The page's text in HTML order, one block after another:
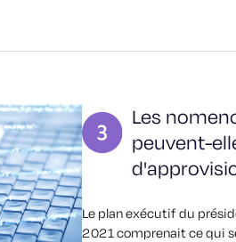
Les
peuvent-
Le plan exécutif du
2021 comprenait ce qui